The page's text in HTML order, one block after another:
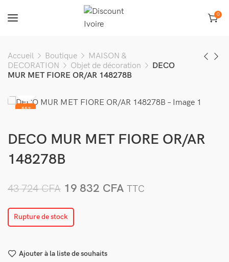
0
Accueil Boutique
MAISON &
DECORATION
Objet de décoration
DECO
MUR MET FIORE OR/AR 148278B
-55%
DECO MUR MET FIORE OR/AR
148278B
43 724CFA 19 832 CFA TTC
Rupture de stock
Ajouter à la liste de souhaits